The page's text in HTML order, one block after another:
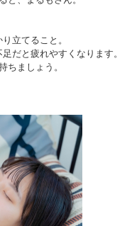
立てること。
だと疲れやすくなります。
ちましょう。